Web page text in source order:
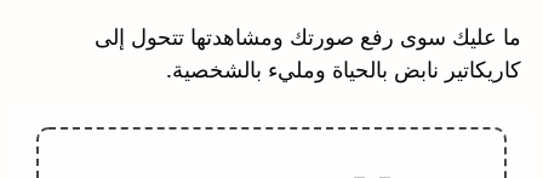
ما عليك سوى رفع صورتك ومشاهدتها تتحول إلى
كاريكاتير نابض بالحياة ومليء بالشخصية.